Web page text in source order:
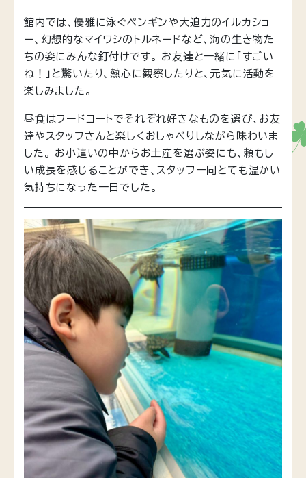
館内では、優雅に泳ぐペンギンや大迫力のイルカショ
ー、幻想的なマイワシのトルネードなど、海の生き物た
ちの姿にみんな釘付けです。 お友達と一緒に「すごい
ね！」と驚いたり、熱心に観察したりと、元気に活動を
楽しみました。
昼食はフードコートでそれぞれ好きなものを選び、お友
達やスタッフさんと楽しくおしゃべりしながら味わいま
した。 お小遣いの中からお土産を選ぶ姿にも、頼もし
い成長を感じることができ、スタッフ一同とても温かい
気持ちになった一日でした。